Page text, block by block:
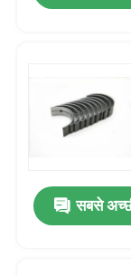
सबसे